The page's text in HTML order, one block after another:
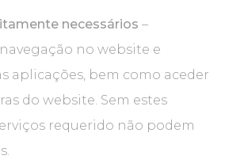
necessários –
no website e
aplicações, bem como aceder
do website. Sem estes
requerido não podem